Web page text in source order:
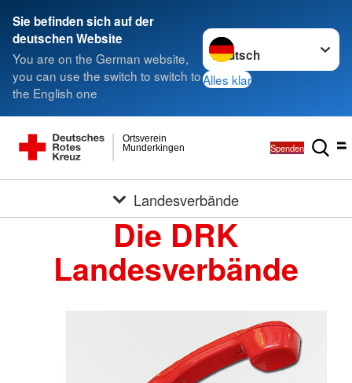
Sie befinden sich auf der
deutschen Website
You are on the German website,
you can use the switch to switch to
the English one
Sprache wechseln zu
Alles klar
Munderkingen
Ortsverein
Spenden
Landesverbände
Die DRK
Landesverbände